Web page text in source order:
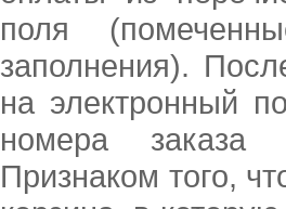
поля
заполнения).
на электронный
номера заказа
Признаком того,